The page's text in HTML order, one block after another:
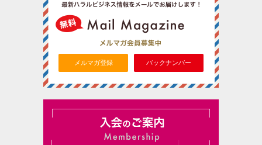
メルマガ登録 バックナンバー